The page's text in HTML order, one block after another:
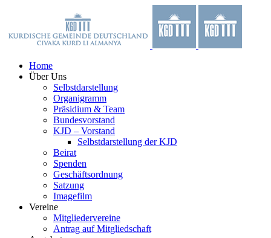
springen
Home
Über Uns
Selbstdarstellung
Organigramm
Präsidium & Team
Bundesvorstand
KJD – Vorstand
Selbstdarstellung der KJD
Beirat
Spenden
Geschäftsordnung
Satzung
Imagefilm
Vereine
Mitgliedervereine
Antrag auf Mitgliedschaft